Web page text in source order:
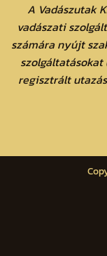
A Vadászutak
vadászati
számára nyújt
regisztrált